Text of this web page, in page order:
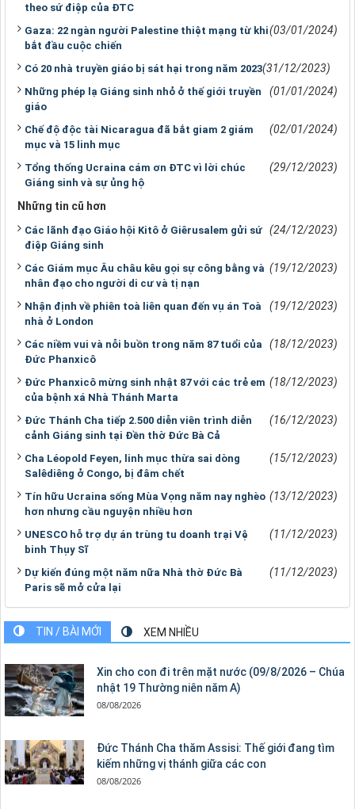
theo sứ điệp của ĐTC
Gaza: 22 ngàn người Palestine thiệt mạng từ khi
bắt đầu cuộc chiến
(03/01/2024)
Có 20 nhà truyền giáo bị sát hại trong năm 2023(31/12/2023)
Những phép lạ Giáng sinh nhỏ ở thế giới truyền
giáo
(01/01/2024)
Chế độ độc tài Nicaragua đã bắt giam 2 giám
mục và 15 linh mục
(02/01/2024)
Tổng thống Ucraina cám ơn ĐTC vì lời chúc
Giáng sinh và sự ủng hộ
(29/12/2023)
Những tin cũ hơn
Các lãnh đạo Giáo hội Kitô ở Giêrusalem gửi sứ
điệp Giáng sinh
(24/12/2023)
Các Giám mục Âu châu kêu gọi sự công bằng và
nhân đạo cho người di cư và tị nạn
(19/12/2023)
Nhận định về phiên toà liên quan đến vụ án Toà
nhà ở London
(19/12/2023)
Các niềm vui và nỗi buồn trong năm 87 tuổi của
Đức Phanxicô
(18/12/2023)
Đức Phanxicô mừng sinh nhật 87 với các trẻ em
của bệnh xá Nhà Thánh Marta
(18/12/2023)
Đức Thánh Cha tiếp 2.500 diễn viên trình diễn
cảnh Giáng sinh tại Đền thờ Đức Bà Cả
(16/12/2023)
Cha Léopold Feyen, linh mục thừa sai dòng
Salêdiêng ở Congo, bị đâm chết
(15/12/2023)
Tín hữu Ucraina sống Mùa Vọng năm nay nghèo
hơn nhưng cầu nguyện nhiều hơn
(13/12/2023)
UNESCO hỗ trợ dự án trùng tu doanh trại Vệ
binh Thụy Sĩ
(11/12/2023)
Dự kiến đúng một năm nữa Nhà thờ Đức Bà
Paris sẽ mở cửa lại
(11/12/2023)
TIN / BÀI MỚI XEM NHIỀU
Xin cho con đi trên mặt nước (09/8/2026 – Chúa
nhật 19 Thường niên năm A)
08/08/2026
Đức Thánh Cha thăm Assisi: Thế giới đang tìm
kiếm những vị thánh giữa các con
08/08/2026